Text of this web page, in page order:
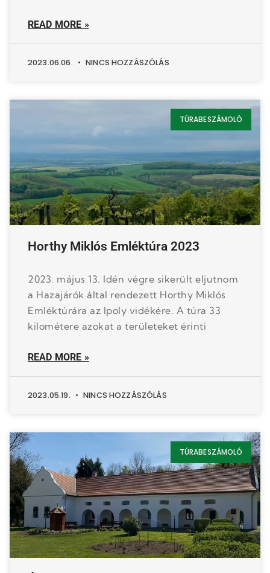
READ MORE »
2023.06.06. NINCS HOZZÁSZÓLÁS
TÚRABESZÁMOLÓ
Horthy Miklós Emléktúra 2023
2023. május 13. Idén végre sikerült eljutnom
a Hazajárók által rendezett Horthy Miklós
Emléktúrára az Ipoly vidékére. A túra 33
kilométere azokat a területeket érinti
READ MORE »
2023.05.19. NINCS HOZZÁSZÓLÁS
TÚRABESZÁMOLÓ